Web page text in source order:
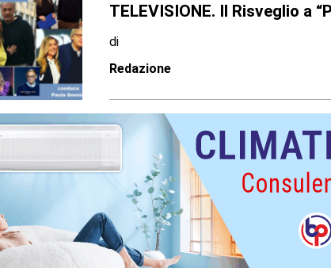
TELEVISIONE. Il Risveglio a
di
Redazione